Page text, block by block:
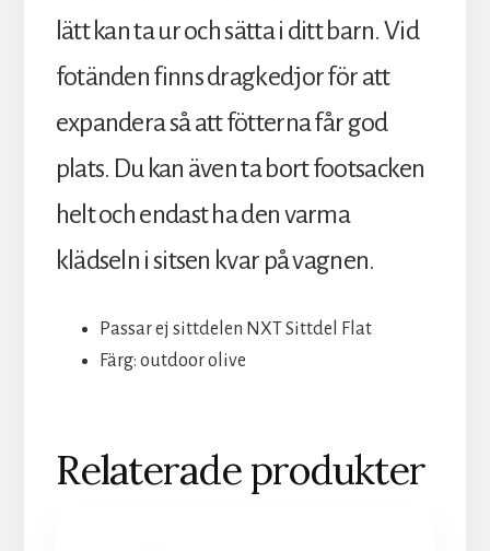
lätt kan ta ur och sätta i ditt barn. Vid
fotänden finns dragkedjor för att
expandera så att fötterna får god
plats. Du kan även ta bort footsacken
helt och endast ha den varma
klädseln i sitsen kvar på vagnen.
Passar ej sittdelen NXT Sittdel Flat
Färg: outdoor olive
Relaterade produkter